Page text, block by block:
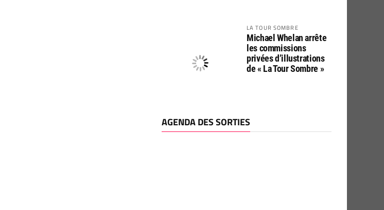
LA TOUR SOMBRE
Michael Whelan arrête
les commissions
privées d’illustrations
de « La Tour Sombre »
AGENDA DES SORTIES